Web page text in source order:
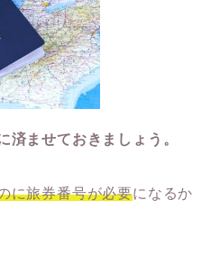
済ませておきましょう。
に旅券番号が必要になるか